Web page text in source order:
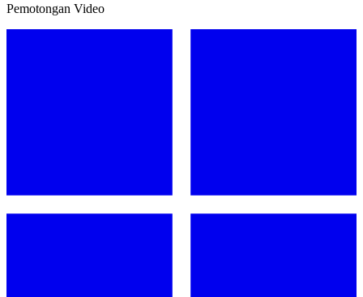
Pemotongan Video